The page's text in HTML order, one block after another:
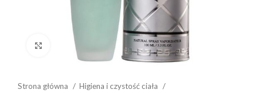
Click to enlarge
Strona główna
Higiena i czystość ciała